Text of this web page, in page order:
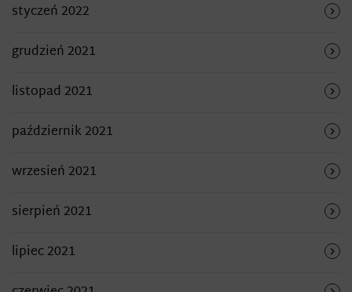
styczeń 2022
grudzień 2021
listopad 2021
październik 2021
wrzesień 2021
sierpień 2021
lipiec 2021